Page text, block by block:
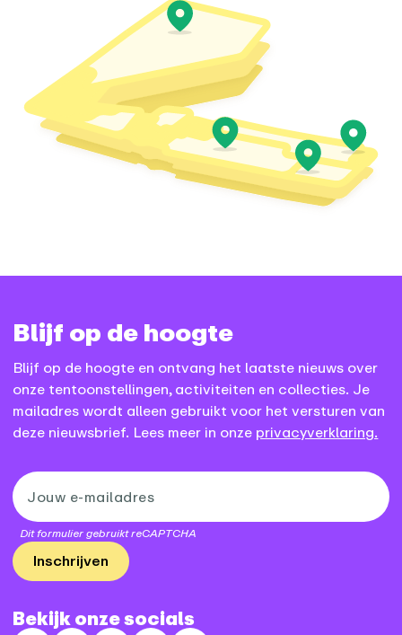
Blijf op de hoogte
Blijf op de hoogte en ontvang het laatste nieuws over
onze tentoonstellingen, activiteiten en collecties. Je
mailadres wordt alleen gebruikt voor het versturen van
deze nieuwsbrief. Lees meer in onze privacyverklaring.
Dit formulier gebruikt reCAPTCHA
Inschrijven
Bekijk onze socials